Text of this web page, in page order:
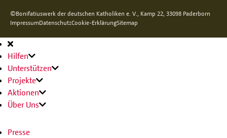
©Bonifatiuswerk der deutschen Katholiken e. V., Kamp 22, 33098 Paderborn
ImpressumDatenschutzCookie-ErklärungSitemap
Hauptnavigation
Hilfen
Unterstützen
Projekte
Aktionen
Über Uns
Presse